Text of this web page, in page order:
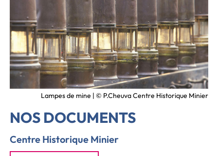
Lampes de mine | © P.Cheuva Centre Historique Minier
NOS DOCUMENTS
Centre Historique Minier